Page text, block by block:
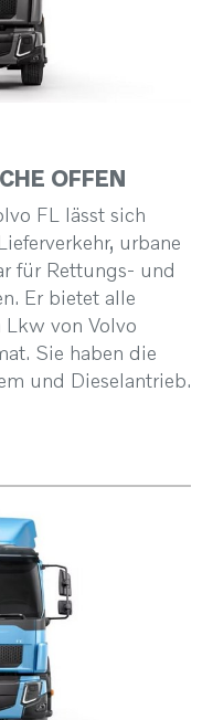
OFFEN
FL lässt sich
urbane
für Rettungs- und
Er bietet alle
Lkw von Volvo
Sie haben die
und Dieselantrieb.